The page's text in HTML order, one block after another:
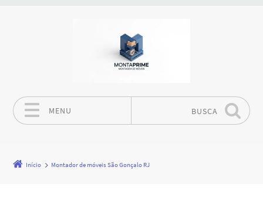
MENU BUSCA
Início Montador de móveis São Gonçalo RJ